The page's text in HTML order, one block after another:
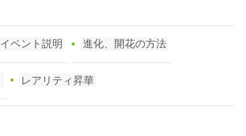
イベント説明 進化、開花の方法
レアリティ昇華